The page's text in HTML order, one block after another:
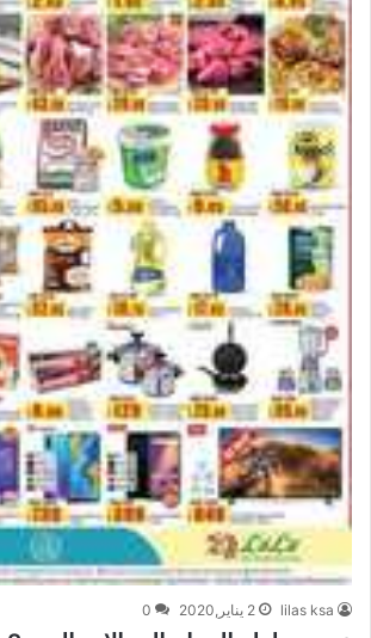
lilas ksa 2 يناير,2020 0